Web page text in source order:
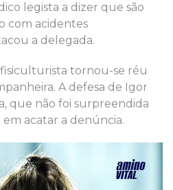
legista a dizer que são
com acidentes
a delegada.
tornou-se réu
A defesa de Igor
que não foi surpreendida
acatar a denúncia.